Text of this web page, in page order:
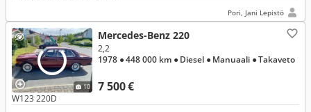
Pori, Jani Lepistö
10
Mercedes-Benz 220
7 500 €
2,2
1978 ● 448 000 km ● Diesel ● Manuaali ● Takaveto
W123 220D